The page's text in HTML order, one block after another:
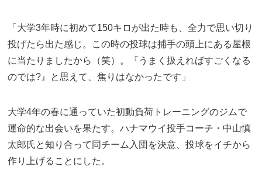
「大学3年時に初めて150キロが出た時も、全力で思い切り
投げたら出た感じ。この時の投球は捕手の頭上にある屋根
に当たりましたから（笑）。『うまく扱えればすごくなる
のでは?』と思えて、焦りはなかったです」
大学4年の春に通っていた初動負荷トレーニングのジムで
運命的な出会いを果たす。ハナマウイ投手コーチ・中山慎
太郎氏と知り合って同チーム入団を決意、投球をイチから
作り上げることにした。